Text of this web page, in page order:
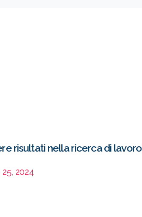
risultati nella ricerca di lavoro
2024